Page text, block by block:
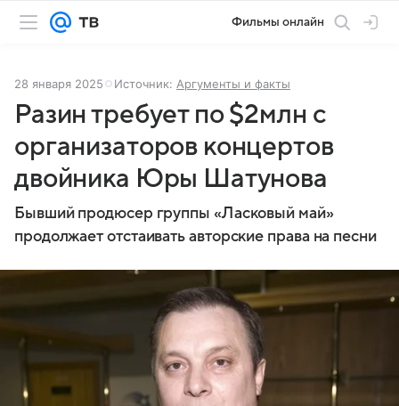
Фильмы онлайн
28 января 2025 Источник: Аргументы и факты
Разин требует по $2млн c
организаторов концертов
двойника Юры Шатунова
Бывший продюсер группы «Ласковый май»
продолжает отстаивать авторские права на песни